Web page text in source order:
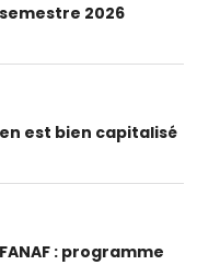
2026
est bien capitalisé
: programme